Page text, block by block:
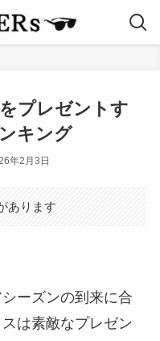
プレゼントす
キング
年2月3日
あります
ーズンの到来に合
は素敵なプレゼン